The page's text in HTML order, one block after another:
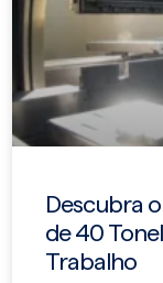
Descubra
de 40
Trabalho